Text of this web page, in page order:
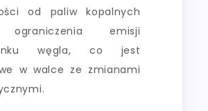
od paliw kopalnych
emisji
węgla, co jest
w walce ze zmianami